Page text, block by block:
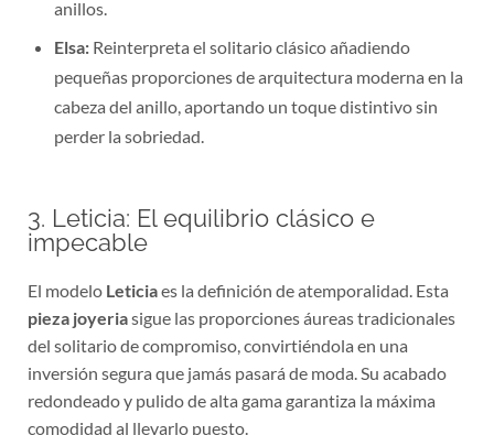
Elsa:Reinterpreta el solitario clásico añadiendo
pequeñas proporciones de arquitectura moderna en la
cabeza del anillo, aportando un toque distintivo sin
perder la sobriedad.
3. Leticia: El equilibrio clásico e
impecable
El modelo Leticiaes la definición de atemporalidad. Esta
pieza joyeriasigue las proporciones áureas tradicionales
del solitario de compromiso, convirtiéndola en una
inversión segura que jamás pasará de moda. Su acabado
redondeado y pulido de alta gama garantiza la máxima
comodidad al llevarlo puesto.